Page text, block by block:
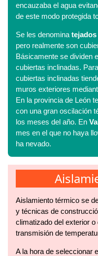
encauzaba el agua
de este modo protegida
Se les denomina tejados
pero realmente son
Básicamente se dividen
cubiertas inclinadas.
cubiertas inclinadas
muros exteriores
En la provincia de León
con una gran oscilación
los meses del año. En
mes en el que no haya
ha nevado.
Aislamiento térmico se
y técnicas de
climatizado del exterior
transmisión de
A la hora de seleccionar